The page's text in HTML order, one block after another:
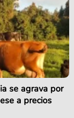
se agrava por
a precios